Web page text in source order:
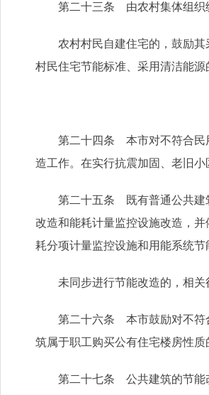
第二十三条 由农村集体组织统
农村村民自建住宅的，鼓励其
村民住宅节能标准、采用清洁能
第二十四条 本市对不符合民用
造工作。在实行抗震加固、老旧
第二十五条 既有普通公共建筑
改造和能耗计量监控设施改造，
耗分项计量监控设施和用能系统节
未同步进行节能改造的，相关
第二十六条 本市鼓励对不符合
筑属于职工购买公有住宅楼房性
第二十七条 公共建筑的节能改